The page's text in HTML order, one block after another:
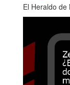
El Heraldo de